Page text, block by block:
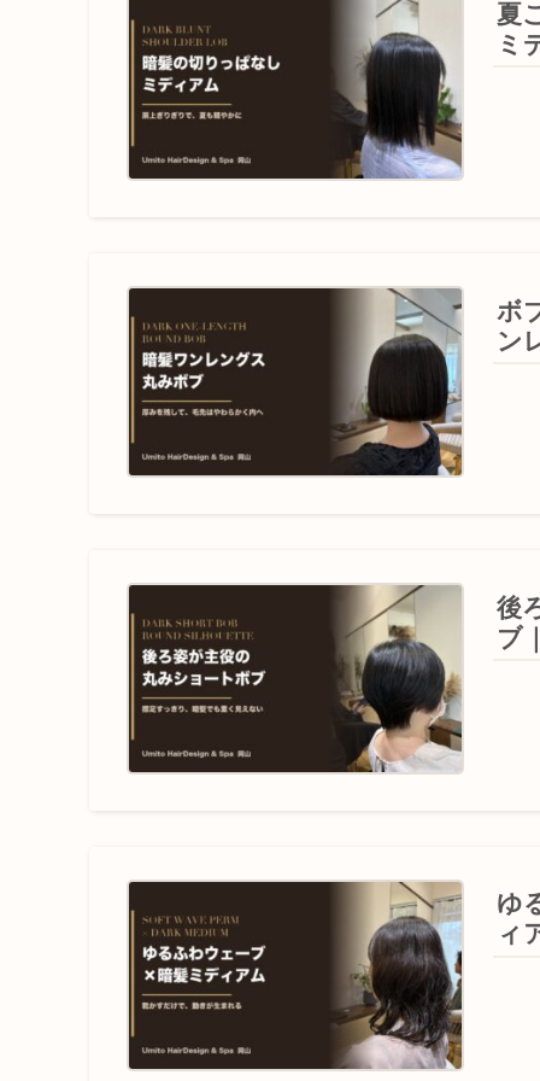
夏
ミ
ボ
ン
後
ブ
ゆ
ィ